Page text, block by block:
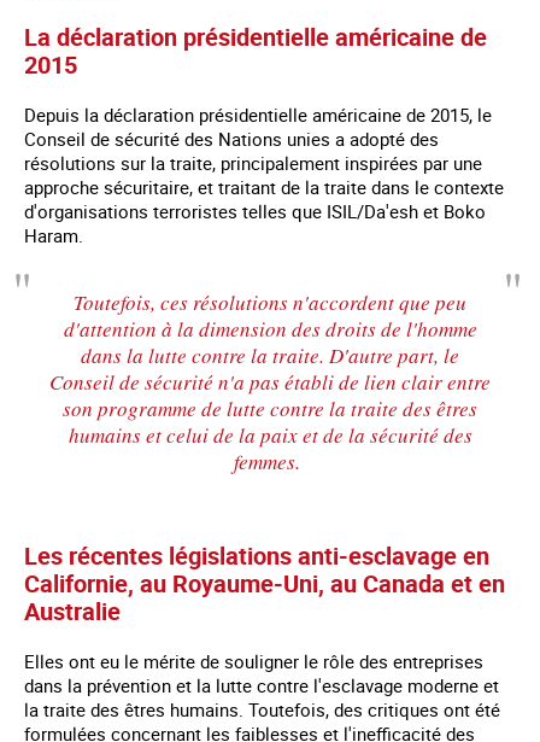
La déclaration présidentielle américaine de
2015
Depuis la déclaration présidentielle américaine de 2015, le
Conseil de sécurité des Nations unies a adopté des
résolutions sur la traite, principalement inspirées par une
approche sécuritaire, et traitant de la traite dans le contexte
d'organisations terroristes telles que ISIL/Da'esh et Boko
Haram.
Toutefois, ces résolutions n'accordent que peu
d'attention à la dimension des droits de l'homme
dans la lutte contre la traite. D'autre part, le
Conseil de sécurité n'a pas établi de lien clair entre
son programme de lutte contre la traite des êtres
humains et celui de la paix et de la sécurité des
femmes.
Les récentes législations anti-esclavage en
Californie, au Royaume-Uni, au Canada et en
Australie
Elles ont eu le mérite de souligner le rôle des entreprises
dans la prévention et la lutte contre l'esclavage moderne et
la traite des êtres humains. Toutefois, des critiques ont été
formulées concernant les faiblesses et l'inefficacité des